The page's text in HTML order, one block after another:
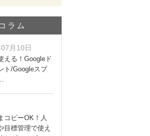
ラム
月10日
える！Googleド
ト/Googleスプ
コピーOK！人
目標管理で使え